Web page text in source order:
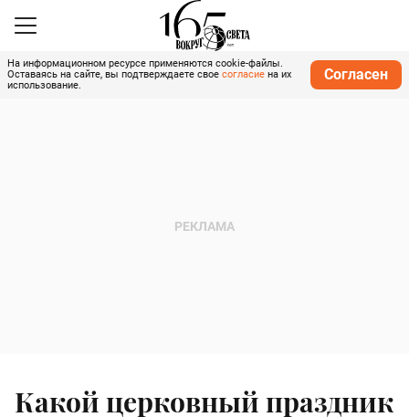
На информационном ресурсе применяются cookie-файлы.
Оставаясь на сайте, вы подтверждаете свое согласие на их
использование.
Согласен
Какой церковный праздник